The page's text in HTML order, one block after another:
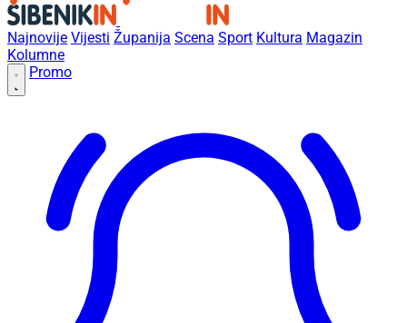
Najnovije Vijesti Županija Scena Sport Kultura Magazin
Kolumne
Promo